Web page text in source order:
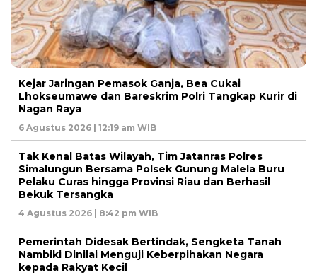
Kejar Jaringan Pemasok Ganja, Bea Cukai
Lhokseumawe dan Bareskrim Polri Tangkap Kurir di
Nagan Raya
6 Agustus 2026 | 12:19 am WIB
Tak Kenal Batas Wilayah, Tim Jatanras Polres
Simalungun Bersama Polsek Gunung Malela Buru
Pelaku Curas hingga Provinsi Riau dan Berhasil
Bekuk Tersangka
4 Agustus 2026 | 8:42 pm WIB
Pemerintah Didesak Bertindak, Sengketa Tanah
Nambiki Dinilai Menguji Keberpihakan Negara
kepada Rakyat Kecil